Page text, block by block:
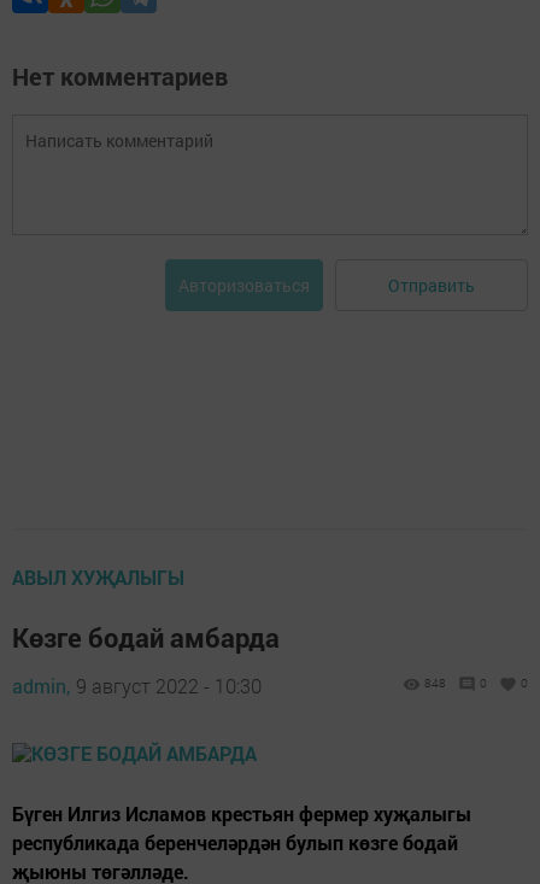
Нет комментариев
Авторизоваться Отправить
АВЫЛ ХУҖАЛЫГЫ
Көзге бодай амбарда
admin, 9 август 2022 - 10:30 848 0 0
Бүген Илгиз Исламов крестьян фермер хуҗалыгы
республикада беренчеләрдән булып көзге бодай
җыюны төгәлләде.